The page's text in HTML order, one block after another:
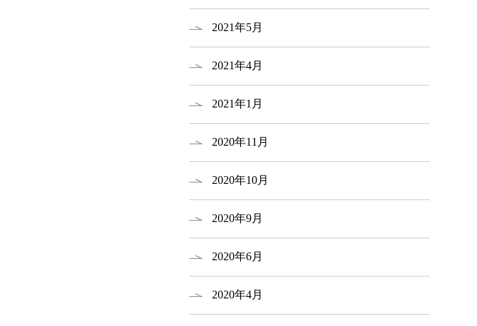
2021年5月
2021年4月
2021年1月
2020年11月
2020年10月
2020年9月
2020年6月
2020年4月